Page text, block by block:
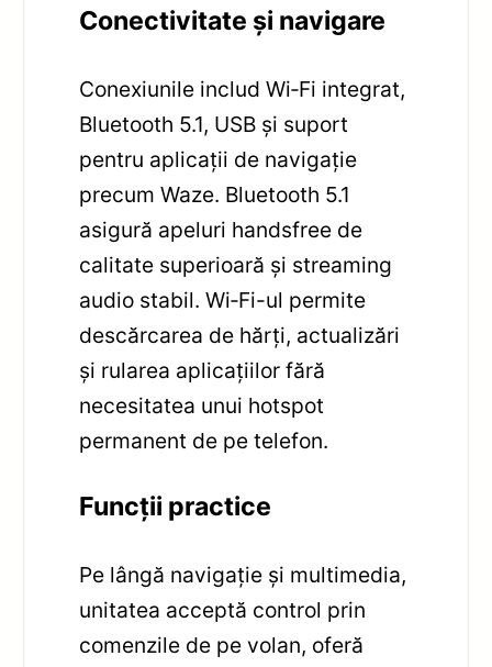
Conectivitate și navigare
Conexiunile includ Wi‑Fi integrat,
Bluetooth 5.1, USB și suport
pentru aplicații de navigație
precum Waze. Bluetooth 5.1
asigură apeluri handsfree de
calitate superioară și streaming
audio stabil. Wi‑Fi-ul permite
descărcarea de hărți, actualizări
și rularea aplicațiilor fără
necesitatea unui hotspot
permanent de pe telefon.
Funcții practice
Pe lângă navigație și multimedia,
unitatea acceptă control prin
comenzile de pe volan, oferă